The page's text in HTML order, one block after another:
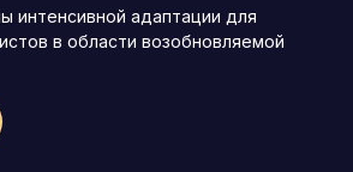
интенсивной адаптации для
в области возобновляемой